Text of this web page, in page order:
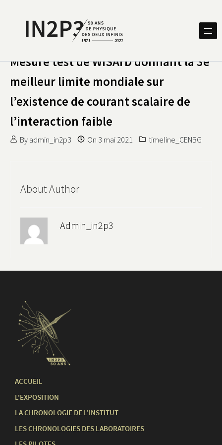
IN2P3 50 ANS DE PHYSIQUE
Mesure test de WISArD donnant la 3e
meilleur limite mondiale sur
l’existence de courant scalaire de
l’interaction faible
By admin_in2p3 On 3 mai 2021 timeline_CENBG
About Author
Admin_in2p3
ACCUEIL
L'EXPOSITION
LA CHRONOLOGIE DE L'INSTITUT
LES CHRONOLOGIES DES LABORATOIRES